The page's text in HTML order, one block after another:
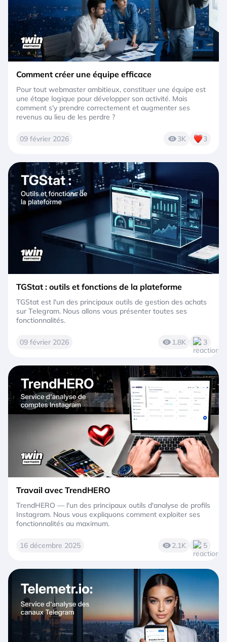
Comment créer une équipe efficace
Pour tout webmaster ambitieux, constituer une équipe est
une étape logique pour développer son activité. Mais
comment s'y prendre correctement et augmenter ses
revenus au lieu de les perdre ?
09 février 2026 3K 3
TGStat : outils et fonctions de la plateforme
TGStat est l'un des principaux outils de gestion des achats
sur Telegram. Nous allons vous présenter toutes ses
fonctionnalités.
09 février 2026 1.8K 3
Travail avec TrendHERO
TrendHERO — l'un des principaux outils d'analyse de profils
Instagram. Nous vous expliquons comment exploiter ses
fonctionnalités au maximum.
16 décembre 2025 2.1K 5